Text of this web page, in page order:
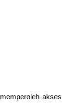
akses